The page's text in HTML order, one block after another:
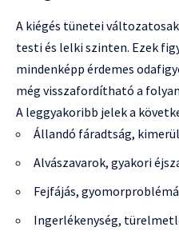
A kiégés tünetei
testi és lelki szinten. Ezek
mindenképp érdemes
még visszafordítható a
A leggyakoribb jelek a
Állandó fáradtság,
Alvászavarok, gyakori
Fejfájás,
Ingerlékenység,